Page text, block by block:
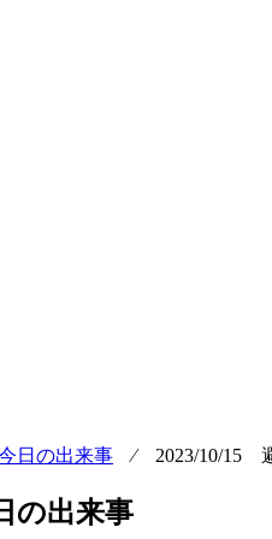
日の出来事 ⁄ 2023/10/15
の出来事